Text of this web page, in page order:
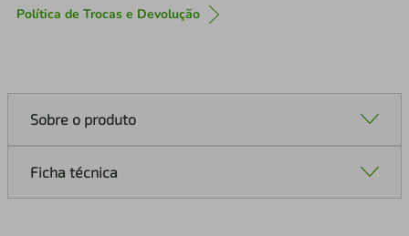
Política de Trocas e Devolução
Sobre o produto
Ficha técnica